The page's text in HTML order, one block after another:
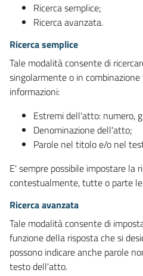
Ricerca semplice;
Ricerca avanzata.
Ricerca semplice
Tale modalità consente di
singolarmente o in
informazioni:
Estremi dell'atto: numero,
Denominazione dell'atto;
Parole nel titolo e/o nel
E' sempre possibile impostare la
contestualmente, tutte o parte
Ricerca avanzata
Tale modalità consente di
funzione della risposta che si
possono indicare anche parole
testo dell'atto.